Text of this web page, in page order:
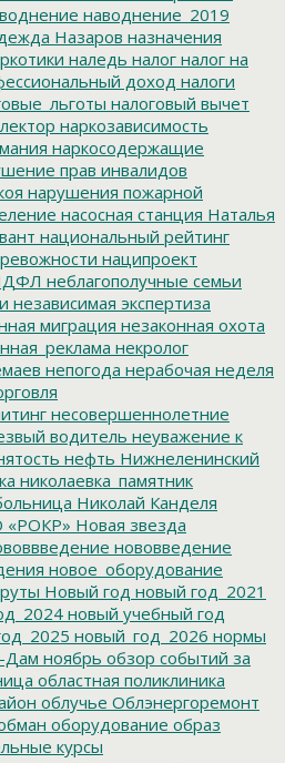
наводнение_2019
Назаров назначения
наледь налог налог на
доход налоги
налоговый вычет
наркозависимость
наркосодержащие
прав инвалидов
нарушения пожарной
насосная станция Наталья
национальный рейтинг
наципроект
неблагополучные семьи
независимая экспертиза
миграция незаконная охота
некролог
непогода нерабочая неделя
несовершеннолетние
водитель неуважение к
нефть Нижнеленинский
николаевка_памятник
Николай Канделя
«РОКР» Новая звезда
нововведение
новое_оборудование
Новый год новый год_2021
новый учебный год
новый_год_2026 нормы
Дам ноябрь обзор событий за
областная поликлиника
облучье Облэнергоремонт
оборудование образ
курсы